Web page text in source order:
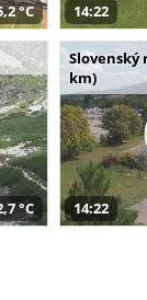
°C 14:22
°C
Slovenský
km)
14:22